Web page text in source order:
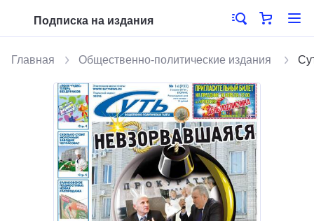
Подписка на издания
Главная Общественно-политические издания